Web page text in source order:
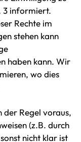
3 informiert.
Rechte im
stehen kann
haben kann. Wir
wo dies
der Regel voraus,
(z.B. durch
nicht klar ist